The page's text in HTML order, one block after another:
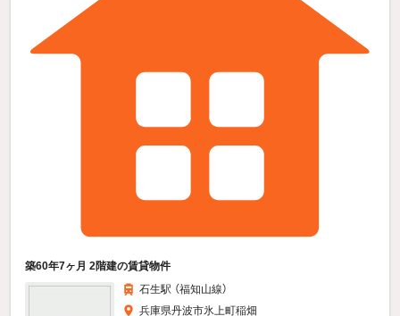
築60年7ヶ月 2階建の賃貸物件
石生駅 （福知山線）
兵庫県丹波市氷上町稲畑